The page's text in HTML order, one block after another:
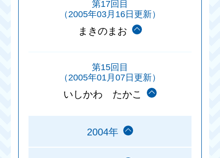
第17回目
（2005年03月16日更新）
まきのまお
第15回目
（2005年01月07日更新）
いしかわ たかこ
2004年